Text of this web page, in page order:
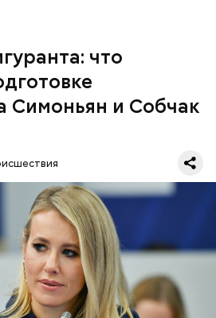
что
Симоньян и Собчак
неонацистов и
по данным ФСБ,
Украины (СБУ).